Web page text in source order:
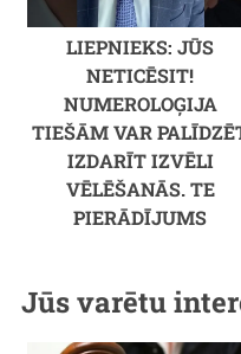
LIEPNIEKS: JŪS
NETICĒSIT!
NUMEROLOĢIJA
TIEŠĀM VAR
IZDARĪT IZVĒLI
VĒLĒŠANĀS. TE
PIERĀDĪJUMS
Jūs varētu